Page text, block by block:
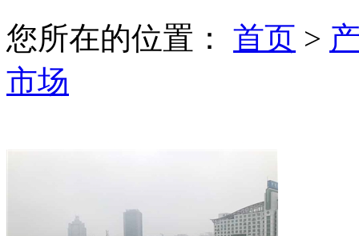
您所在的位置： 首页 >
市场